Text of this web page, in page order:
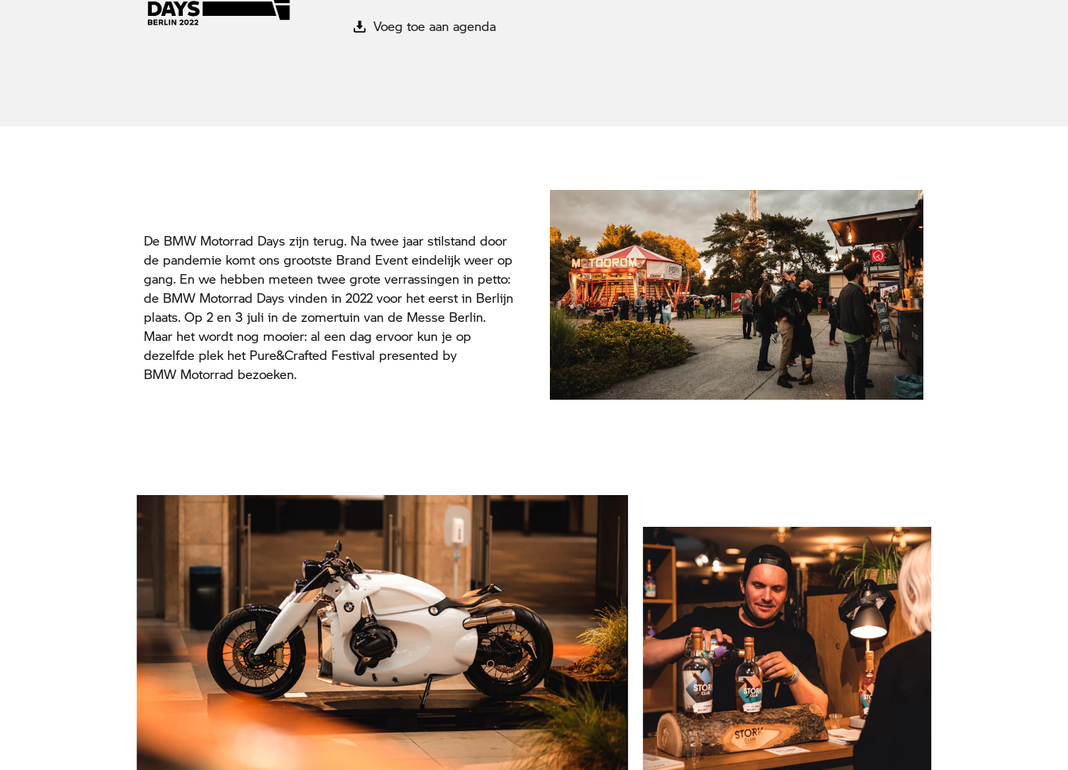
Voeg toe aan agenda
De BMW Motorrad Days zijn terug. Na twee jaar stilstand door
de pandemie komt ons grootste Brand Event eindelijk weer op
gang. En we hebben meteen twee grote verrassingen in petto:
de BMW Motorrad Days vinden in 2022 voor het eerst in Berlijn
plaats. Op 2 en 3 juli in de zomertuin van de Messe Berlin.
Maar het wordt nog mooier: al een dag ervoor kun je op
dezelfde plek het Pure&Crafted Festival presented by
BMW Motorrad bezoeken.